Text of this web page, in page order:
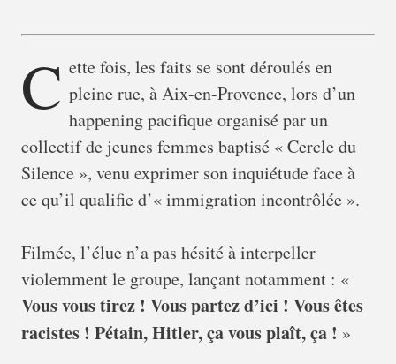
C ette fois, les faits se sont déroulés en
pleine rue, à Aix-en-Provence, lors d’un
happening pacifique organisé par un
collectif de jeunes femmes baptisé « Cercle du
Silence », venu exprimer son inquiétude face à
ce qu’il qualifie d’« immigration incontrôlée ».
Filmée, l’élue n’a pas hésité à interpeller
violemment le groupe, lançant notamment : «
Vous vous tirez ! Vous partez d’ici ! Vous êtes
racistes ! Pétain, Hitler, ça vous plaît, ça ! »